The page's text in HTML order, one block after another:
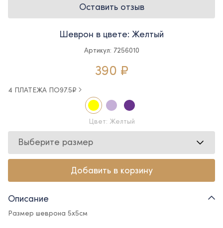
Оставить отзыв
Шеврон в цвете: Желтый
Артикул: 7256010
390 ₽
4 ПЛАТЕЖА ПО97.5₽
Цвет: Желтый
Выберите размер
Добавить в корзину
Описание
Размер шеврона 5х5см